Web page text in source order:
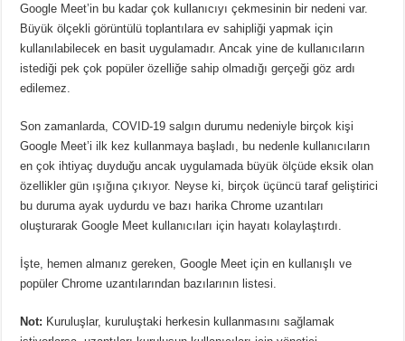
Google Meet’in bu kadar çok kullanıcıyı çekmesinin bir nedeni var.
Büyük ölçekli görüntülü toplantılara ev sahipliği yapmak için
kullanılabilecek en basit uygulamadır.Ancak yine de kullanıcıların
istediği pek çok popüler özelliğe sahip olmadığı gerçeği göz ardı
edilemez.
Son zamanlarda, COVID-19 salgın durumu nedeniyle birçok kişi
Google Meet’i ilk kez kullanmaya başladı, bu nedenle kullanıcıların
en çok ihtiyaç duyduğu ancak uygulamada büyük ölçüde eksik olan
özellikler gün ışığına çıkıyor. Neyse ki, birçok üçüncü taraf geliştirici
bu duruma ayak uydurdu ve bazı harika Chrome uzantıları
oluşturarak Google Meet kullanıcıları için hayatı kolaylaştırdı.
İşte, hemen almanız gereken, Google Meet için en kullanışlı ve
popüler Chrome uzantılarından bazılarının listesi.
Not: Kuruluşlar, kuruluştaki herkesin kullanmasını sağlamak